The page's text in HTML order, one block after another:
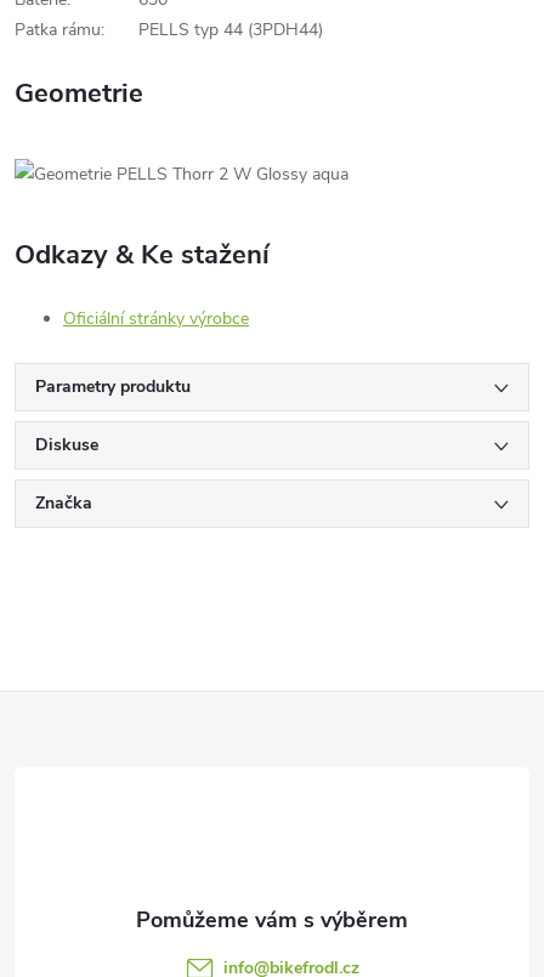
Patka rámu:
PELLS typ 44 (3PDH44)
Geometrie
Odkazy & Ke stažení
Oficiální stránky výrobce
Parametry produktu
Diskuse
Značka
info@bikefrodl.cz